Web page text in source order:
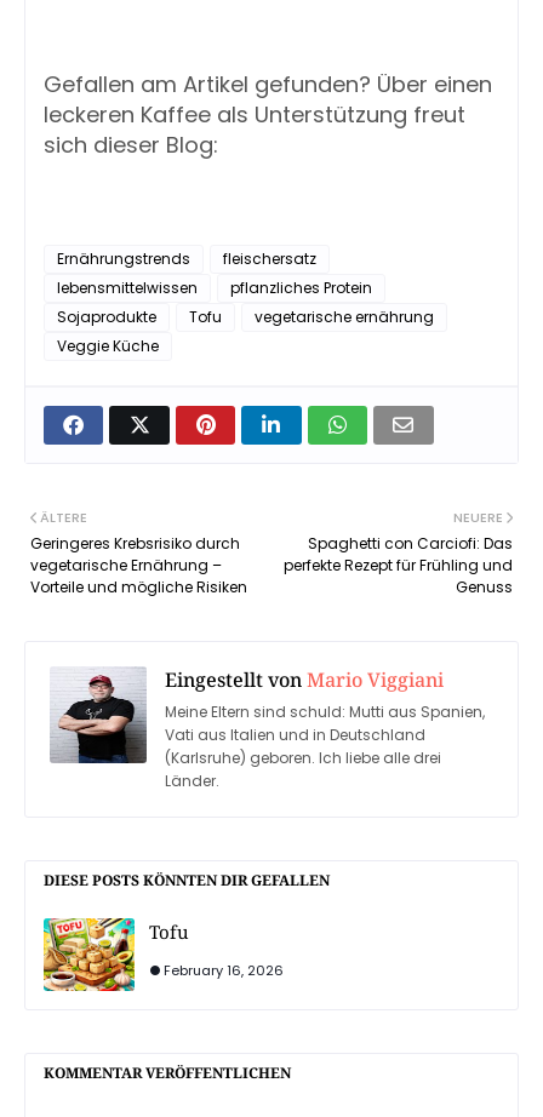
Gefallen am Artikel gefunden? Über einen
leckeren Kaffee als Unterstützung freut
sich dieser Blog:
Ernährungstrends
fleischersatz
lebensmittelwissen
pflanzliches Protein
Sojaprodukte
Tofu
vegetarische ernährung
Veggie Küche
NEUERE
Spaghetti con Carciofi: Das
perfekte Rezept für Frühling und
Genuss
ÄLTERE
Geringeres Krebsrisiko durch
vegetarische Ernährung –
Vorteile und mögliche Risiken
Eingestellt vonMario Viggiani
Meine Eltern sind schuld: Mutti aus Spanien,
Vati aus Italien und in Deutschland
(Karlsruhe) geboren. Ich liebe alle drei
Länder.
DIESE POSTS KÖNNTEN DIR GEFALLEN
Tofu
February 16, 2026
KOMMENTAR VERÖFFENTLICHEN